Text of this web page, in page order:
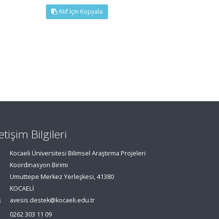
Atıf İçin Kopyala
Bilgileri
Kocaeli Üniversitesi Bilimsel Araştırma Projeleri
Koordinasyon Birimi
Umuttepe Merkez Yerleşkesi, 41380
KOCAELİ
avesis.destek@kocaeli.edu.tr
0262 303 11 09